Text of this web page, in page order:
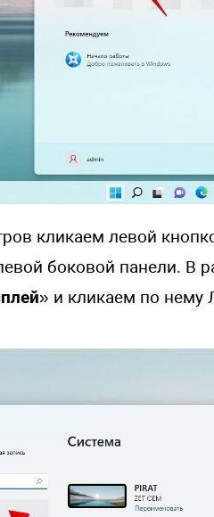
кликаем левой
боковой панели. В
» и кликаем по нему